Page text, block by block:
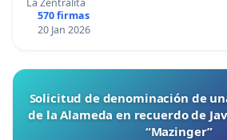
570 firmas
20 Jan 2026
Solicitud de denominación de
de la Alameda en recuerdo de
“Mazinger”